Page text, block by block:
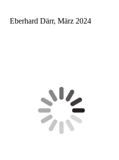
Eberhard Därr, März 2024